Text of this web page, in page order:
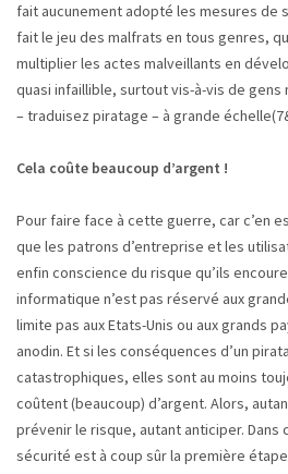
fait aucunement adopté les mesures de
fait le jeu des malfrats en tous genres,
multiplier les actes malveillants en
quasi infaillible, surtout vis-à-vis de gens
– traduisez piratage – à grande
Cela coûte beaucoup d’argent !
Pour faire face à cette guerre, car c’en
que les patrons d’entreprise et les
enfin conscience du risque qu’ils
informatique n’est pas réservé aux
limite pas aux Etats-Unis ou aux grands
anodin. Et si les conséquences d’un
catastrophiques, elles sont au moins
coûtent (beaucoup) d’argent. Alors,
prévenir le risque, autant anticiper. Dans
sécurité est à coup sûr la première